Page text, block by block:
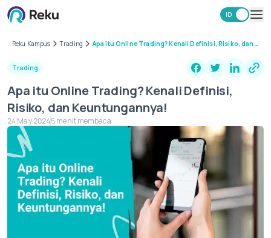
EN
ID
Learning Hub
Keamanan
Biaya
Lainnya
Unduh Aplikasi Reku
Reku Kampus Trading
Apa itu Online Trading? Kenali Definisi, Risiko, dan
Trading
Apa itu Online Trading? Kenali Definisi,
Risiko, dan Keuntungannya!
24 May 20245 menit membaca